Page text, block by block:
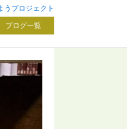
うプロジェクト
ブログ一覧